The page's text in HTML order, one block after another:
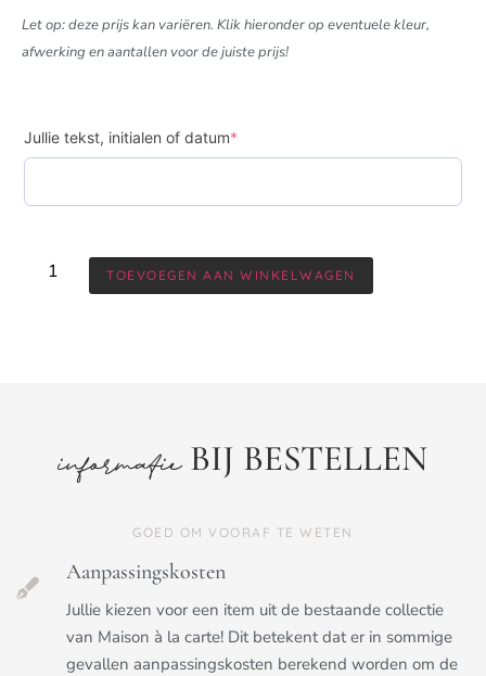
Let op: deze prijs kan variëren. Klik hieronder op eventuele kleur,
afwerking en aantallen voor de juiste prijs!
Jullie tekst, initialen of datum*
TOEVOEGEN AAN WINKELWAGEN
informatieBIJ BESTELLEN
GOED OM VOORAF TE WETEN
Aanpassingskosten
Jullie kiezen voor een item uit de bestaande collectie
van Maison à la carte! Dit betekent dat er in sommige
gevallen aanpassingskosten berekend worden om de